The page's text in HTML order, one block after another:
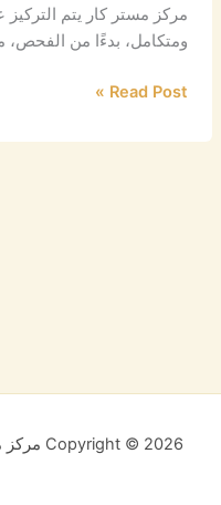
مركز مستر كار يتم
ومتكامل، بدءًا من الفحص،
Read Post »
Copyright © 2026 مركز مستر كار لصيانة السيارات في جدة